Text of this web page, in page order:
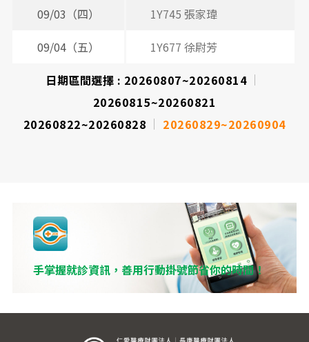
09/03（四）
1Y745 張家瑋
09/04（五）
1Y677 徐尉芳
日期區間選擇 : 20260807~20260814
20260815~20260821
20260822~20260828
20260829~20260904
手掌握就診資訊，善用行動掛號節省你的時間！